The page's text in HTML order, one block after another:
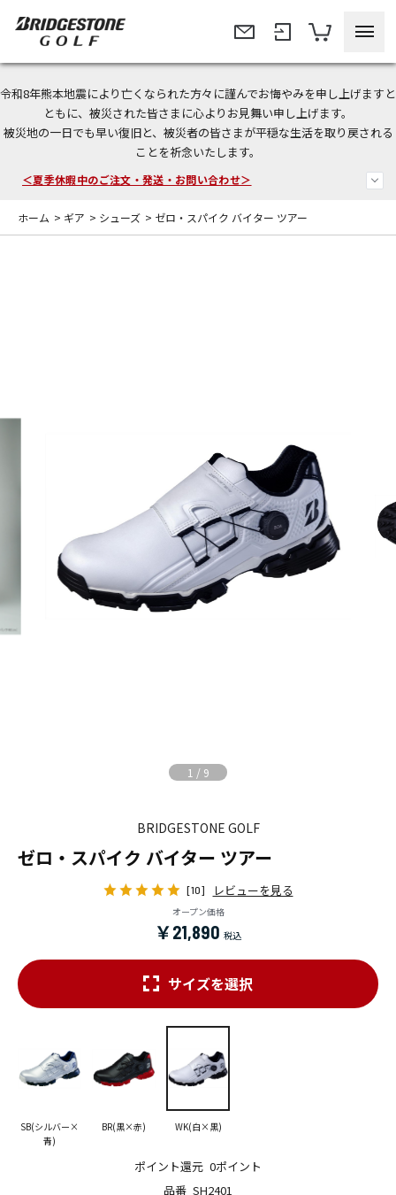
令和8年熊本地震により亡くなられた方々に謹んでお悔やみを申し上げますと
ともに、被災された皆さまに心よりお見舞い申し上げます。
被災地の一日でも早い復旧と、被災者の皆さまが平穏な生活を取り戻される
ことを祈念いたします。
今なら新規会員登録で1,000円OFFクーポンプレゼント！
＜商品配送に関するお知らせ＞
＜夏季休暇中のご注文・発送・お問い合わせ＞
ホーム > ギア > シューズ > ゼロ・スパイク バイター ツアー
1 / 9
BRIDGESTONE GOLF
ゼロ・スパイク バイター ツアー
[10] レビューを見る
オープン価格
￥21,890
品番 SH2401
ポイント還元 0ポイント
サイズを選択
SB(シルバー×
青)
BR(黒×赤) WK(白×黒)